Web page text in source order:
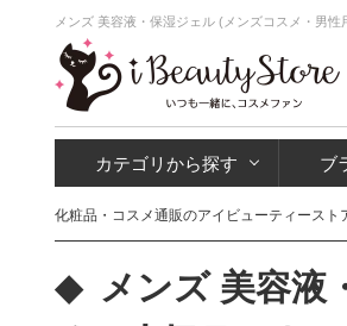
メンズ 美容液・保湿ジェル (メンズコスメ・男
カテゴリから探す ブ
化粧品・コスメ通販のアイビューティースト
メンズ 美容液